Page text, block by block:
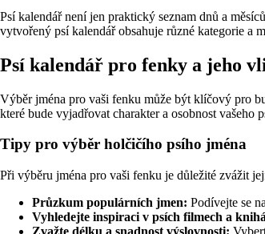
Psí kalendář není jen praktický seznam dnů a
vytvořený psí kalendář obsahuje různé kategorie a
Psí kalendář pro fenky a jeho
Výběr jména pro vaši fenku může být klíčový pro
které bude vyjadřovat charakter a osobnost vašeho
Tipy pro výběr holčičího psího jména
Při výběru jména pro vaši fenku je důležité zvážit
Průzkum populárních jmen: Podívejte se
Vyhledejte inspiraci v psích filmech a
Zvažte délku a snadnost výslovnosti: